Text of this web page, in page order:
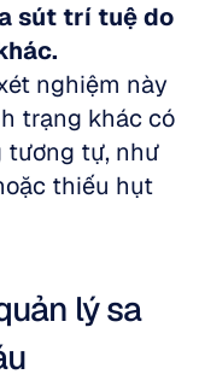
sút trí tuệ do
nghiệm này
trạng khác có
tương tự, như
thiếu hụt
lý sa